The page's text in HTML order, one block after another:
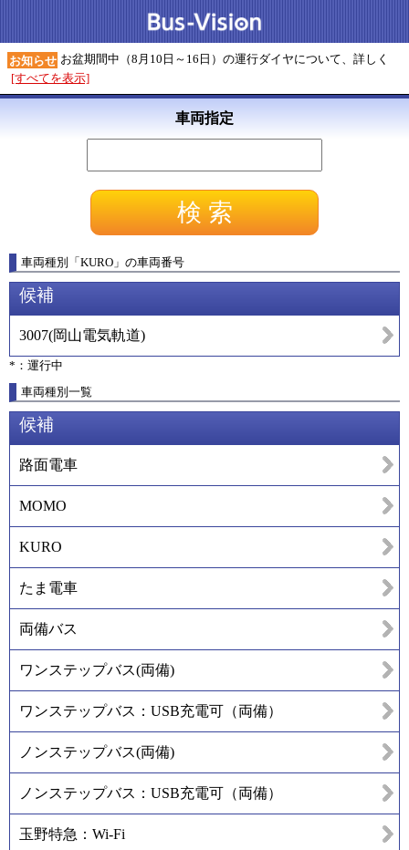
お知らせ お盆期間中（8月10日～16日）の運行ダイヤについて、詳しく
[すべてを表示]
車両指定
車両種別 「KURO 」 の車両番号
候補
3007(岡山電気軌道)
*：運行中
車両種別一覧
候補
路面電車
MOMO
KURO
たま電車
両備バス
ワンステップバス(両備)
ワンステップバス：USB充電可（両備）
ノンステップバス(両備)
ノンステップバス：USB充電可（両備）
玉野特急：Wi-Fi